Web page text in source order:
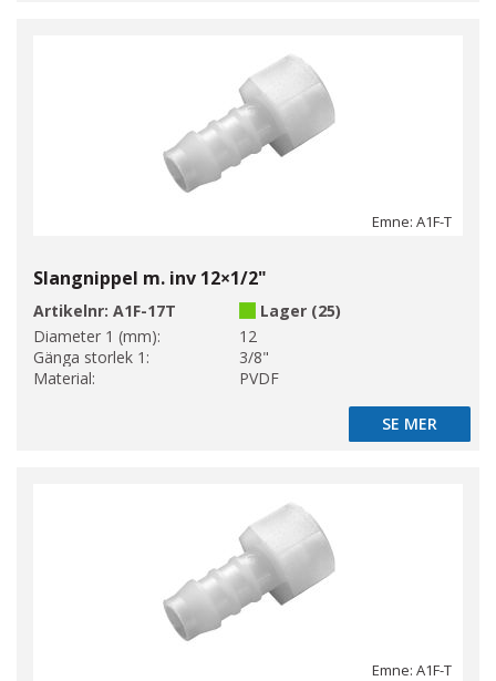
Emne: A1F-T
Slangnippel m. inv 12×1/2"
Artikelnr: A1F-17T
Lager (25)
Diameter 1 (mm):
12
Gänga storlek 1:
3/8"
Material:
PVDF
SE MER
SE MER
Emne: A1F-T